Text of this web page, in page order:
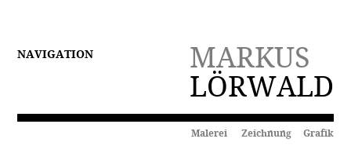
MARKUS
LÖRWALD
NAVIGATION
Malerei Zeichnung Grafik